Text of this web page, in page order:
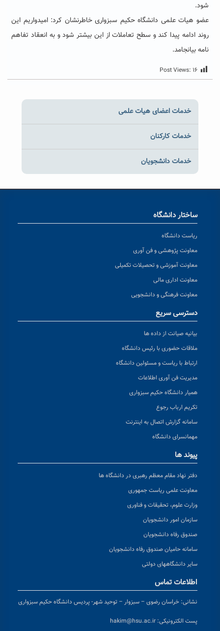
شود.
عضو هیات علمی دانشگاه حکیم سبزواری خاطرنشان کرد: امیدواریم این
روند ادامه پیدا کند و سطح تعاملات از این بیشتر شود و به انعقاد تفاهم
نامه بیانجامد.
Post Views: ۱۶
خدمات اعضای هیات علمی
خدمات کارکنان
خدمات دانشجویان
ساختار دانشگاه
ریاست دانشگاه
معاونت پژوهشی و فن آوری
معاونت آموزشی و تحصیلات تکمیلی
معاونت اداری مالی
معاونت فرهنگی و دانشجویی
دسترسی سریع
بیانیه صیانت از داده ها
ملاقات حضوری با رئیس دانشگاه
ارتباط با ریاست و مسئولین دانشگاه
مدیریت فن آوری اطلاعات
همیار دانشگاه حکیم سبزواری
تکریم ارباب رجوع
سامانه گزارش اتصال به اینترنت
مهمانسرای دانشگاه
پیوند ها
دفتر نهاد مقام معظم رهبری در دانشگاه ها
معاونت علمی ریاست جمهوری
وزارت علوم، تحقیقات و فناوری
سازمان امور دانشجویان
صندوق رفاه دانشجویان
سامانه حامیان صندوق رفاه دانشجویان
سایر دانشگاههای دولتی
اطلاعات تماس
نشانی: خراسان رضوی – سبزوار – توحید شهر- پردیس دانشگاه حکیم سبزواری
پست الکترونیکی: hakim@hsu.ac.ir